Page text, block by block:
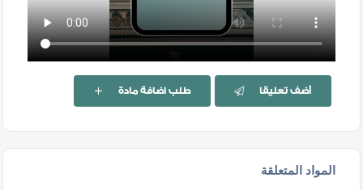
أضف تعليقا طلب اضافة مادة
المواد المتعلقة